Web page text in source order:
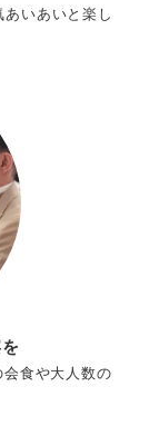
いあいと楽し
食や大人数の